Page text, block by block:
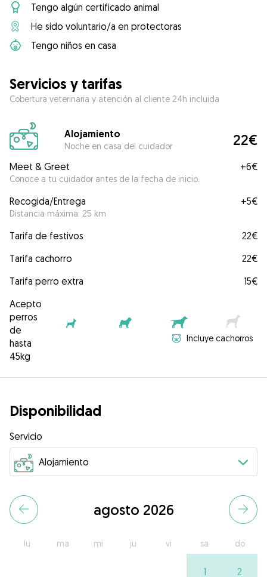
Tengo algún certificado animal
He sido voluntario/a en protectoras
Tengo niños en casa
Servicios y tarifas
Cobertura veterinaria y atención al cliente 24h incluida
Alojamiento
Noche en casa del cuidador 22€
Meet & Greet
Conoce a tu cuidador antes de la fecha de inicio.
+6€
Recogida/Entrega
Distancia máxima: 25 km
+5€
Tarifa de festivos
22€
Tarifa cachorro
22€
Tarifa perro extra
15€
Acepto
perros
de
hasta
45kg
Incluye cachorros
Disponibilidad
Servicio
agosto 2026
lu ma mi ju vi sa do
1 2